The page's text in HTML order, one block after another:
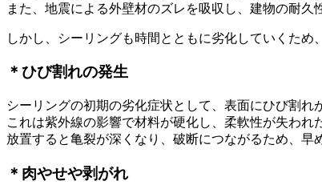
また、地震による外壁材のズレを吸収し、建物の耐久
しかし、シーリングも時間とともに劣化していくため
＊ひび割れの発生
シーリングの初期の劣化症状として、表面にひび割れ
これは紫外線の影響で材料が硬化し、柔軟性が失われ
放置すると亀裂が深くなり、破断につながるため、早
＊肉やせや剥がれ